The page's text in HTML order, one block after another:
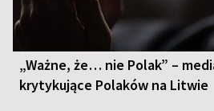
„Ważne, że… nie Polak” –
krytykujące Polaków na Litwie